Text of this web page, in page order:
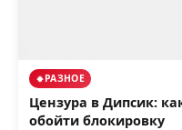
РАЗНОЕ
Цензура в Дипсик:
обойти блокировку